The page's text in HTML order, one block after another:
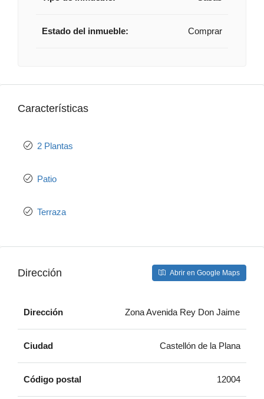
Estado del inmueble: Comprar
Características
2 Plantas
Patio
Terraza
Dirección Abrir en Google Maps
Dirección Zona Avenida Rey Don Jaime
Ciudad Castellón de la Plana
Código postal 12004